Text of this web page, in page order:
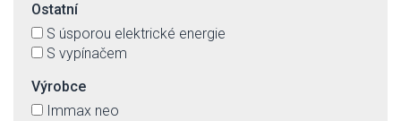
Ostatní
S úsporou elektrické energie
S vypínačem
Výrobce
Immax neo